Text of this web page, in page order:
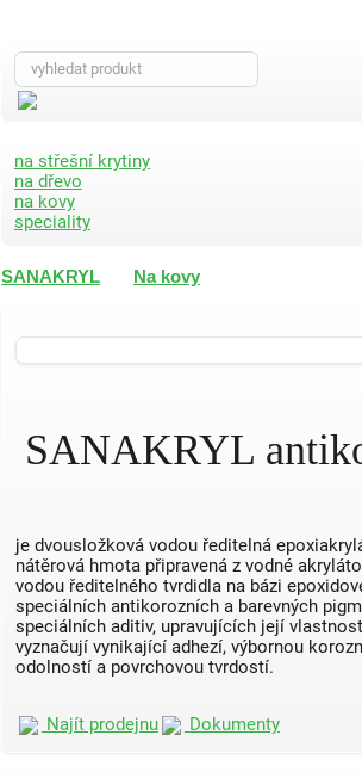
na střešní krytiny
na dřevo
na kovy
speciality
SANAKRYL Na kovy
SANAKRYL
je dvousložková vodou ředitelná
nátěrová hmota připravená z vodné
vodou ředitelného tvrdidla na bázi
speciálních antikorozních a barevných
speciálních aditiv, upravujících její
vyznačují vynikající adhezí, výbornou
odolností a povrchovou tvrdostí.
Najít prodejnu Dokumenty